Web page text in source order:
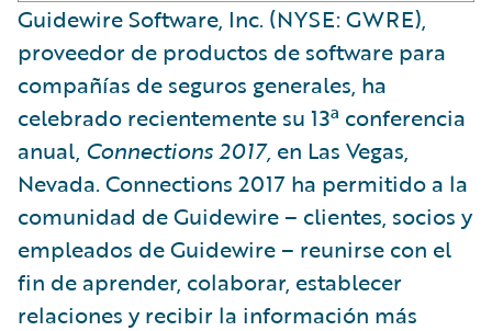
​Guidewire Software, Inc. (NYSE: GWRE),
proveedor de productos de software para
compañías de seguros generales, ha
celebrado recientemente su 13ª conferencia
anual, Connections 2017, en Las Vegas,
Nevada. Connections 2017 ha permitido a la
comunidad de Guidewire – clientes, socios y
empleados de Guidewire – reunirse con el
fin de aprender, colaborar, establecer
relaciones y recibir la información más